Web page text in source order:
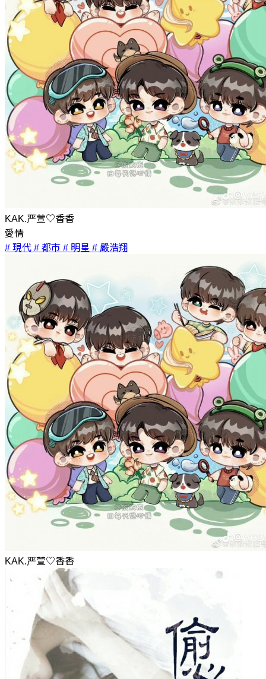
KAK.严萱♡香香
愛情
# 現代 # 都市 # 明星 # 嚴浩翔
KAK.严萱♡香香